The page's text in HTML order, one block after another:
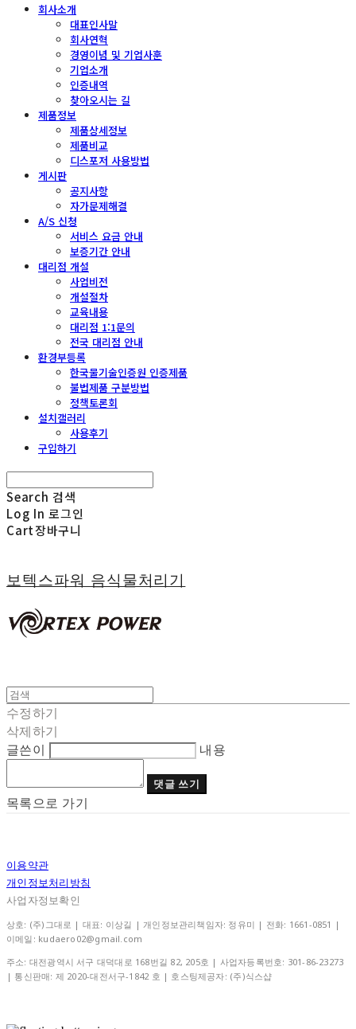
회사소개
대표인사말
회사연혁
경영이념 및 기업사훈
기업소개
인증내역
찾아오시는 길
제품정보
제품상세정보
제품비교
디스포저 사용방법
게시판
공지사항
자가문제해결
A/S 신청
서비스 요금 안내
보증기간 안내
대리점 개설
사업비전
개설절차
교육내용
대리점 1:1문의
전국 대리점 안내
환경부등록
한국물기술인증원 인증제품
불법제품 구분방법
정책토론회
설치갤러리
사용후기
구입하기
Search 검색
Log In 로그인
Cart장바구니
보텍스파워 음식물처리기
수정하기
삭제하기
글쓴이
내용
댓글 쓰기
목록으로 가기
이용약관
개인정보처리방침
사업자정보확인
상호: (주)그대로 | 대표: 이상길 | 개인정보관리책임자: 정유미 | 전화: 1661-0851 |
이메일: kudaero02@gmail.com
주소: 대전광역시 서구 대덕대로 168번길 82, 205호 | 사업자등록번호: 301-86-23273
| 통신판매: 제 2020-대전서구-1842 호 | 호스팅제공자: (주)식스샵